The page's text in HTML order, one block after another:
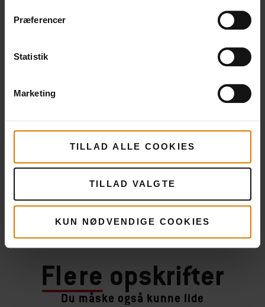
Præferencer
Statistik
Marketing
TILLAD ALLE COOKIES
TILLAD VALGTE
KUN NØDVENDIGE COOKIES
Flere opskrifter
Du måske også kunne lide